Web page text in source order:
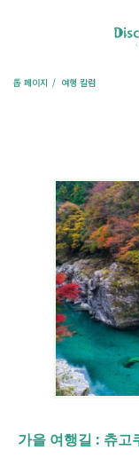
톱 페이지 여행 칼럼
가을 여행길 : 츄고
체
험・